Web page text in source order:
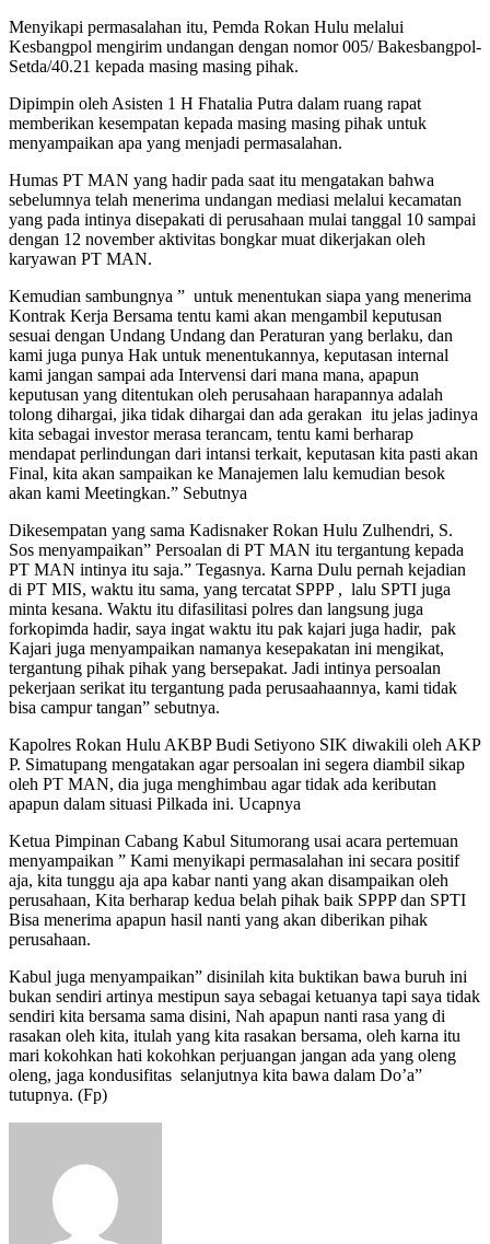
Menyikapi permasalahan itu, Pemda Rokan Hulu melalui
Kesbangpol mengirim undangan dengan nomor 005/ Bakesbangpol-
Setda/40.21 kepada masing masing pihak.
Dipimpin oleh Asisten 1 H Fhatalia Putra dalam ruang rapat
memberikan kesempatan kepada masing masing pihak untuk
menyampaikan apa yang menjadi permasalahan.
Humas PT MAN yang hadir pada saat itu mengatakan bahwa
sebelumnya telah menerima undangan mediasi melalui kecamatan
yang pada intinya disepakati di perusahaan mulai tanggal 10 sampai
dengan 12 november aktivitas bongkar muat dikerjakan oleh
karyawan PT MAN.
Kemudian sambungnya ” untuk menentukan siapa yang menerima
Kontrak Kerja Bersama tentu kami akan mengambil keputusan
sesuai dengan Undang Undang dan Peraturan yang berlaku, dan
kami juga punya Hak untuk menentukannya, keputasan internal
kami jangan sampai ada Intervensi dari mana mana, apapun
keputusan yang ditentukan oleh perusahaan harapannya adalah
tolong dihargai, jika tidak dihargai dan ada gerakan itu jelas jadinya
kita sebagai investor merasa terancam, tentu kami berharap
mendapat perlindungan dari intansi terkait, keputasan kita pasti akan
Final, kita akan sampaikan ke Manajemen lalu kemudian besok
akan kami Meetingkan.” Sebutnya
Dikesempatan yang sama Kadisnaker Rokan Hulu Zulhendri, S.
Sos menyampaikan” Persoalan di PT MAN itu tergantung kepada
PT MAN intinya itu saja.” Tegasnya. Karna Dulu pernah kejadian
di PT MIS, waktu itu sama, yang tercatat SPPP , lalu SPTI juga
minta kesana. Waktu itu difasilitasi polres dan langsung juga
forkopimda hadir, saya ingat waktu itu pak kajari juga hadir, pak
Kajari juga menyampaikan namanya kesepakatan ini mengikat,
tergantung pihak pihak yang bersepakat. Jadi intinya persoalan
pekerjaan serikat itu tergantung pada perusaahaannya, kami tidak
bisa campur tangan” sebutnya.
Kapolres Rokan Hulu AKBP Budi Setiyono SIK diwakili oleh AKP
P. Simatupang mengatakan agar persoalan ini segera diambil sikap
oleh PT MAN, dia juga menghimbau agar tidak ada keributan
apapun dalam situasi Pilkada ini. Ucapnya
Ketua Pimpinan Cabang Kabul Situmorang usai acara pertemuan
menyampaikan ” Kami menyikapi permasalahan ini secara positif
aja, kita tunggu aja apa kabar nanti yang akan disampaikan oleh
perusahaan, Kita berharap kedua belah pihak baik SPPP dan SPTI
Bisa menerima apapun hasil nanti yang akan diberikan pihak
perusahaan.
Kabul juga menyampaikan” disinilah kita buktikan bawa buruh ini
bukan sendiri artinya mestipun saya sebagai ketuanya tapi saya tidak
sendiri kita bersama sama disini, Nah apapun nanti rasa yang di
rasakan oleh kita, itulah yang kita rasakan bersama, oleh karna itu
mari kokohkan hati kokohkan perjuangan jangan ada yang oleng
oleng, jaga kondusifitas selanjutnya kita bawa dalam Do’a”
tutupnya. (Fp)